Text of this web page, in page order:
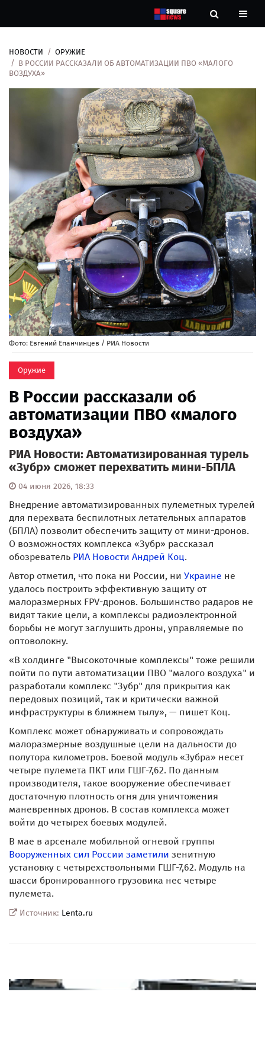
Новости
Рубрики
нас
НОВОСТИ
ОРУЖИЕ
В РОССИИ РАССКАЗАЛИ ОБ АВТОМАТИЗАЦИИ ПВО «МАЛОГО
ВОЗДУХА»
Фото: Евгений Епанчинцев / РИА Новости
Оружие
В России рассказали об
автоматизации ПВО «малого
воздуха»
РИА Новости: Автоматизированная турель
«Зубр» сможет перехватить мини-БПЛА
04 июня 2026, 18:33
Внедрение автоматизированных пулеметных турелей
для перехвата беспилотных летательных аппаратов
(БПЛА) позволит обеспечить защиту от мини-дронов.
О возможностях комплекса «Зубр» рассказал
обозреватель РИА Новости Андрей Коц.
Автор отметил, что пока ни России, ни Украине не
удалось построить эффективную защиту от
малоразмерных FPV-дронов. Большинство радаров не
видят такие цели, а комплексы радиоэлектронной
борьбы не могут заглушить дроны, управляемые по
оптоволокну.
«В холдинге "Высокоточные комплексы" тоже решили
пойти по пути автоматизации ПВО "малого воздуха" и
разработали комплекс "Зубр" для прикрытия как
передовых позиций, так и критически важной
инфраструктуры в ближнем тылу», — пишет Коц.
Комплекс может обнаруживать и сопровождать
малоразмерные воздушные цели на дальности до
полутора километров. Боевой модуль «3убра» несет
четыре пулемета ПКТ или ГШГ-7,62. По данным
производителя, такое вооружение обеспечивает
достаточную плотность огня для уничтожения
маневренных дронов. В состав комплекса может
войти до четырех боевых модулей.
В мае в арсенале мобильной огневой группы
Вооруженных сил России заметили зенитную
установку с четырехствольными ГШГ-7,62. Модуль на
шасси бронированного грузовика нес четыре
пулемета.
Источник: Lenta.ru